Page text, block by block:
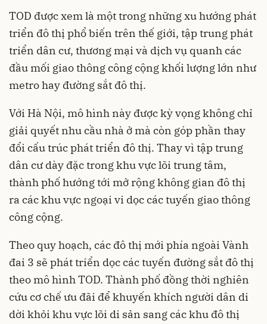
TOD được xem là một trong những xu hướng phát
triển đô thị phổ biến trên thế giới, tập trung phát
triển dân cư, thương mại và dịch vụ quanh các
đầu mối giao thông công cộng khối lượng lớn như
metro hay đường sắt đô thị.
Với Hà Nội, mô hình này được kỳ vọng không chỉ
giải quyết nhu cầu nhà ở mà còn góp phần thay
đổi cấu trúc phát triển đô thị. Thay vì tập trung
dân cư dày đặc trong khu vực lõi trung tâm,
thành phố hướng tới mở rộng không gian đô thị
ra các khu vực ngoại vi dọc các tuyến giao thông
công cộng.
Theo quy hoạch, các đô thị mới phía ngoài Vành
đai 3 sẽ phát triển dọc các tuyến đường sắt đô thị
theo mô hình TOD. Thành phố đồng thời nghiên
cứu cơ chế ưu đãi để khuyến khích người dân di
dời khỏi khu vực lõi di sản sang các khu đô thị